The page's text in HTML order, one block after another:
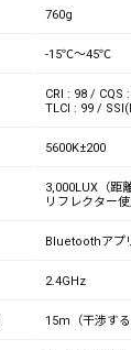
760g
-15℃～45℃
CRI : 98 / CQS
TLCI : 99 /
5600K±200
3,000LUX（距
リフレクター
Bluetoothアプ
2.4GHz
15ｍ（干渉す